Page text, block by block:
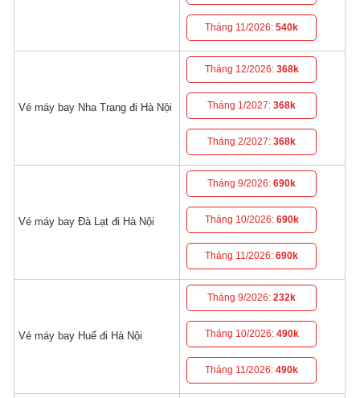
Tháng 11/2026:540k
Vé máy bay Nha Trang đi Hà Nội
Tháng 12/2026: 368k
Tháng 1/2027:368k
Tháng 2/2027:368k
Vé máy bay Đà Lạt đi Hà Nội
Tháng 9/2026:690k
Tháng 10/2026: 690k
Tháng 11/2026:690k
Vé máy bay Huế đi Hà Nội
Tháng 9/2026:232k
Tháng 10/2026: 490k
Tháng 11/2026:490k